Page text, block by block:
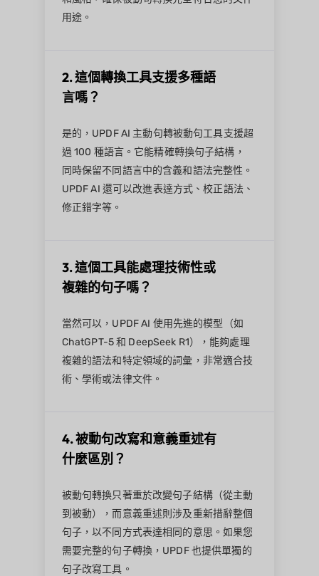
用途。
2. 這個轉換工具支援多種語
言嗎？
是的，UPDF AI 主動句轉被動句工具支援超
過 100 種語言。它能精確轉換句子結構，
同時保留不同語言中的含義和語法完整性。
UPDF AI 還可以改進表達方式、校正語法、
修正錯字等。
3. 這個工具能處理技術性或
複雜的句子嗎？
當然可以，UPDF AI 使用先進的模型（如
ChatGPT-5 和 DeepSeek R1），能夠處理
複雜的語法和特定領域的詞彙，非常適合技
術、學術或法律文件。
4. 被動句改寫和意義重述有
什麼區別？
被動句轉換只著重於改變句子結構（從主動
到被動），而意義重述則涉及重新措辭整個
句子，以不同方式表達相同的意思。如果您
需要完整的句子轉換，UPDF 也提供單獨的
句子改寫工具。